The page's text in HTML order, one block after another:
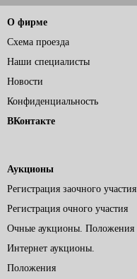
О фирме
Схема проезда
Наши специалисты
Новости
Конфиденциальность
ВКонтакте
Аукционы
Регистрация заочного участия
Регистрация очного участия
Очные аукционы. Положения
Интернет аукционы.
Положения